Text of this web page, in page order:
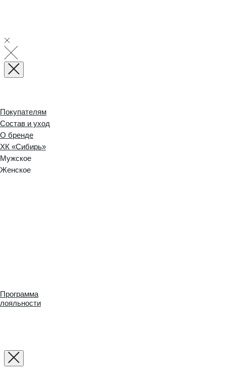
Покупателям
Состав и уход
О бренде
ХК «Сибирь»
Мужское
Женское
Программа
лояльности